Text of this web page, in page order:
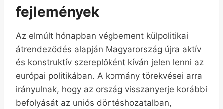
fejlemények
Az elmúlt hónapban végbement külpolitikai
átrendeződés alapján Magyarország újra aktív
és konstruktív szereplőként kíván jelen lenni az
európai politikában. A kormány törekvései arra
irányulnak, hogy az ország visszanyerje korábbi
befolyását az uniós döntéshozatalban,